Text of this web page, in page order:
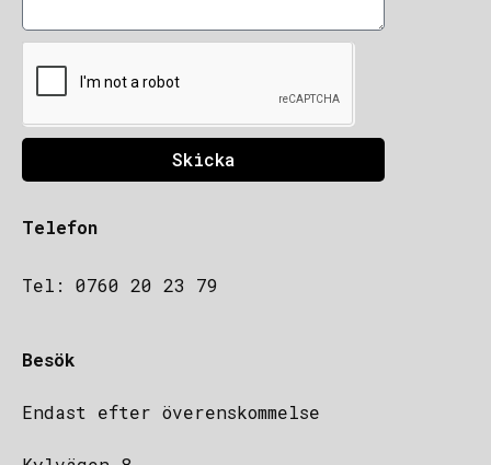
Skicka
Telefon
Tel: 0760 20 23 79
Besök
Endast efter överenskommelse